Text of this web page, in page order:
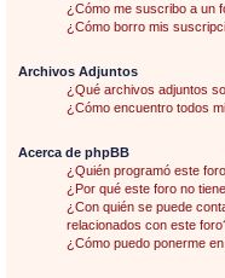
¿Cómo me suscribo a un
¿Cómo borro mis
Archivos Adjuntos
¿Qué archivos adjuntos
¿Cómo encuentro todos
Acerca de phpBB
¿Quién programó este
¿Por qué este foro no
¿Con quién se puede
relacionados con este
¿Cómo puedo ponerme